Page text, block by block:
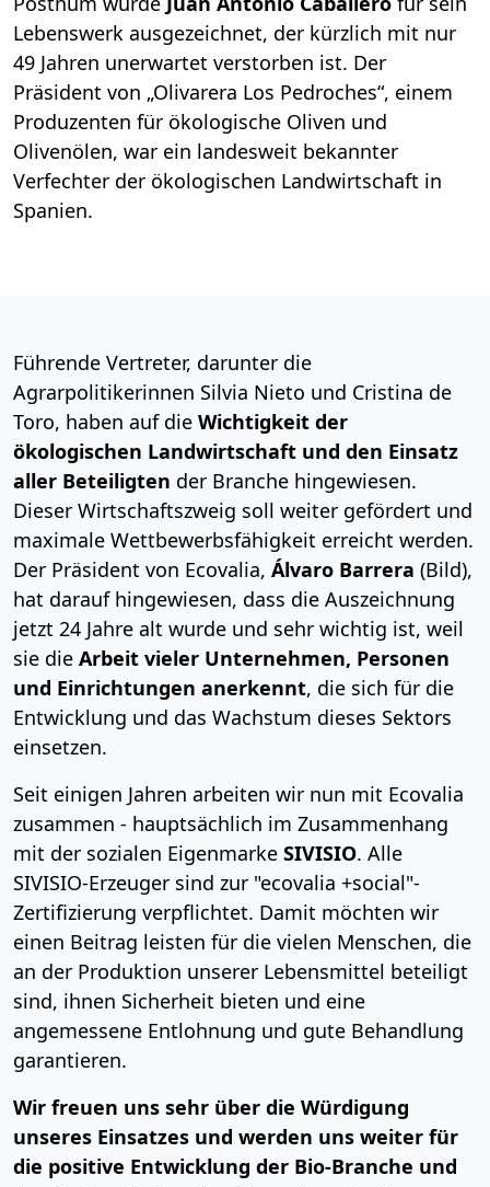
Lebenswerk ausgezeichnet, der kürzlich mit nur
49 Jahren unerwartet verstorben ist. Der
Präsident von „Olivarera Los Pedroches“, einem
Produzenten für ökologische Oliven und
Olivenölen, war ein landesweit bekannter
Verfechter der ökologischen Landwirtschaft in
Spanien.
Führende Vertreter, darunter die
Agrarpolitikerinnen Silvia Nieto und Cristina de
Toro, haben auf die Wichtigkeit der
ökologischen Landwirtschaft und den Einsatz
aller Beteiligten der Branche hingewiesen.
Dieser Wirtschaftszweig soll weiter gefördert und
maximale Wettbewerbsfähigkeit erreicht werden.
Der Präsident von Ecovalia, Álvaro Barrera (Bild),
hat darauf hingewiesen, dass die Auszeichnung
jetzt 24 Jahre alt wurde und sehr wichtig ist, weil
sie die Arbeit vieler Unternehmen, Personen
und Einrichtungen anerkennt, die sich für die
Entwicklung und das Wachstum dieses Sektors
einsetzen.
Seit einigen Jahren arbeiten wir nun mit Ecovalia
zusammen - hauptsächlich im Zusammenhang
mit der sozialen Eigenmarke SIVISIO. Alle
SIVISIO-Erzeuger sind zur "ecovalia +social"-
Zertifizierung verpflichtet. Damit möchten wir
einen Beitrag leisten für die vielen Menschen, die
an der Produktion unserer Lebensmittel beteiligt
sind, ihnen Sicherheit bieten und eine
angemessene Entlohnung und gute Behandlung
garantieren.
Wir freuen uns sehr über die Würdigung
unseres Einsatzes und werden uns weiter für
die positive Entwicklung der Bio-Branche und